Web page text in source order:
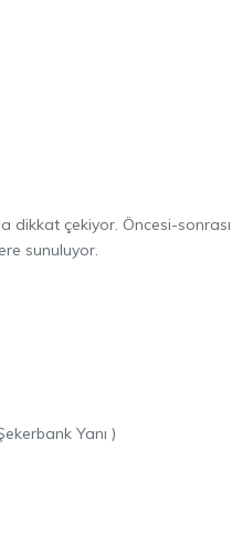
dikkat çekiyor. Öncesi-sonrası
sunuluyor.
Yanı )